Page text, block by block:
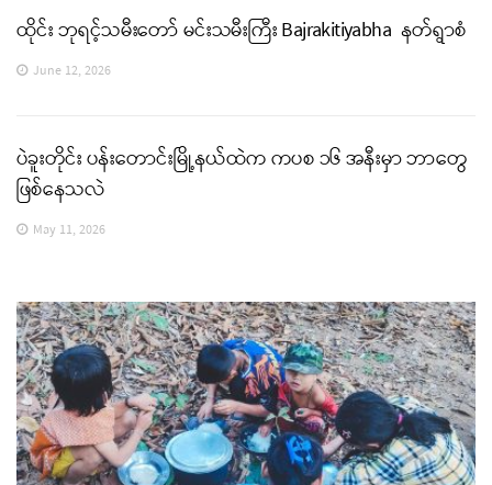
ထိုင်း ဘုရင့်သမီးတော် မင်းသမီးကြီး Bajrakitiyabha နတ်ရွာစံ
June 12, 2026
ပဲခူးတိုင်း ပန်းတောင်းမြို့နယ်ထဲက ကပစ ၁၆ အနီးမှာ ဘာတွေ
ဖြစ်နေသလဲ
May 11, 2026